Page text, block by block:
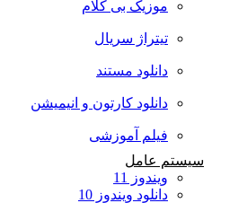
موزیک بی کلام
تیتراژ سریال
دانلود مستند
دانلود کارتون و انیمیشن
فیلم آموزشی
سیستم عامل
ویندوز 11
دانلود ویندوز 10